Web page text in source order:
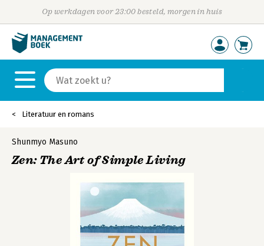
Op werkdagen voor 23:00 besteld, morgen in huis
Literatuur en romans
Shunmyo Masuno
Zen: The Art of Simple Living